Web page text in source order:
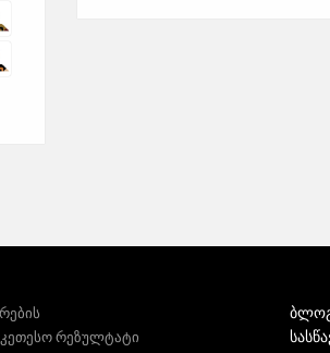
რეზულტატი